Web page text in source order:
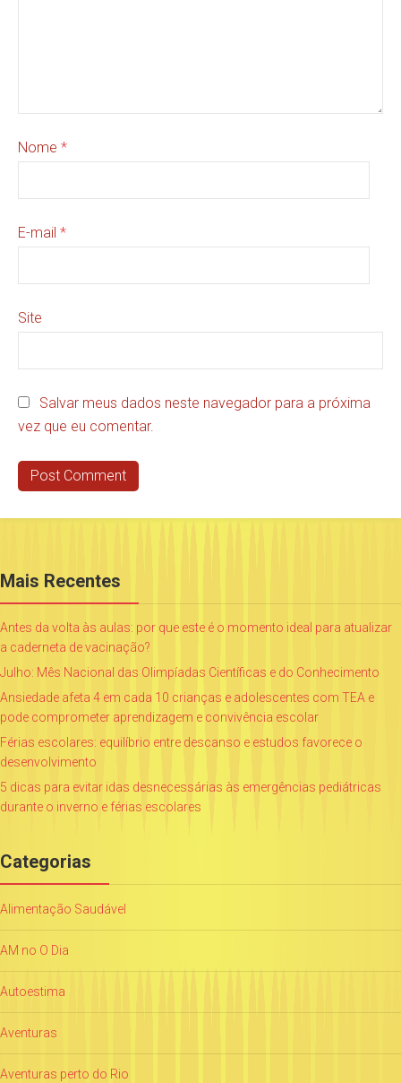
Nome *
E-mail *
Site
Salvar meus dados neste navegador para a próxima
vez que eu comentar.
Mais Recentes
Antes da volta às aulas: por que este é o momento ideal para atualizar
a caderneta de vacinação?
Julho: Mês Nacional das Olimpíadas Científicas e do Conhecimento
Ansiedade afeta 4 em cada 10 crianças e adolescentes com TEA e
pode comprometer aprendizagem e convivência escolar
Férias escolares: equilíbrio entre descanso e estudos favorece o
desenvolvimento
5 dicas para evitar idas desnecessárias às emergências pediátricas
durante o inverno e férias escolares
Categorias
Alimentação Saudável
AM no O Dia
Autoestima
Aventuras
Aventuras perto do Rio